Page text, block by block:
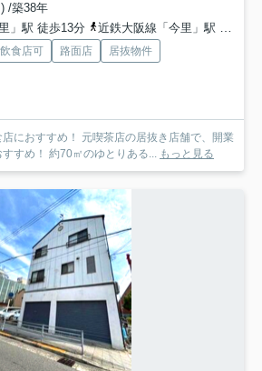
/築38年
」駅 徒歩13分
近鉄大阪線「今里」駅 徒歩13分
飲食店可 路面店
居抜物件
茶店の居抜き店舗で、開業
すめ！ 約70㎡のゆとりある... もっと見る